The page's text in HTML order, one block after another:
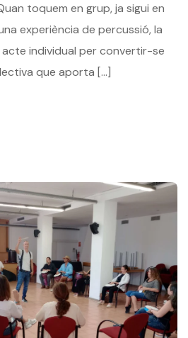
toquem en grup, ja sigui en
experiència de percussió, la
acte individual per convertir-se
que aporta […]